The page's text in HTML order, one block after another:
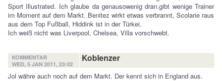
Sport Illustrated. Ich glaube da genausowenig dran.gibt wenige Trainer
im Moment auf dem Markt. Benitez wirkt etwas verbrannt, Scolarie raus
aus dem Top Fußball, Hiddink ist in der Türkei.
Ich weiß nicht was Liverpool, Chelsea, Villa vorschwebt.
KOMMENTAR
WED, 5 JAN 2011, 23:02
Koblenzer
Jol währe auch noch auf dem Markt. Der kennt sich in England aus.